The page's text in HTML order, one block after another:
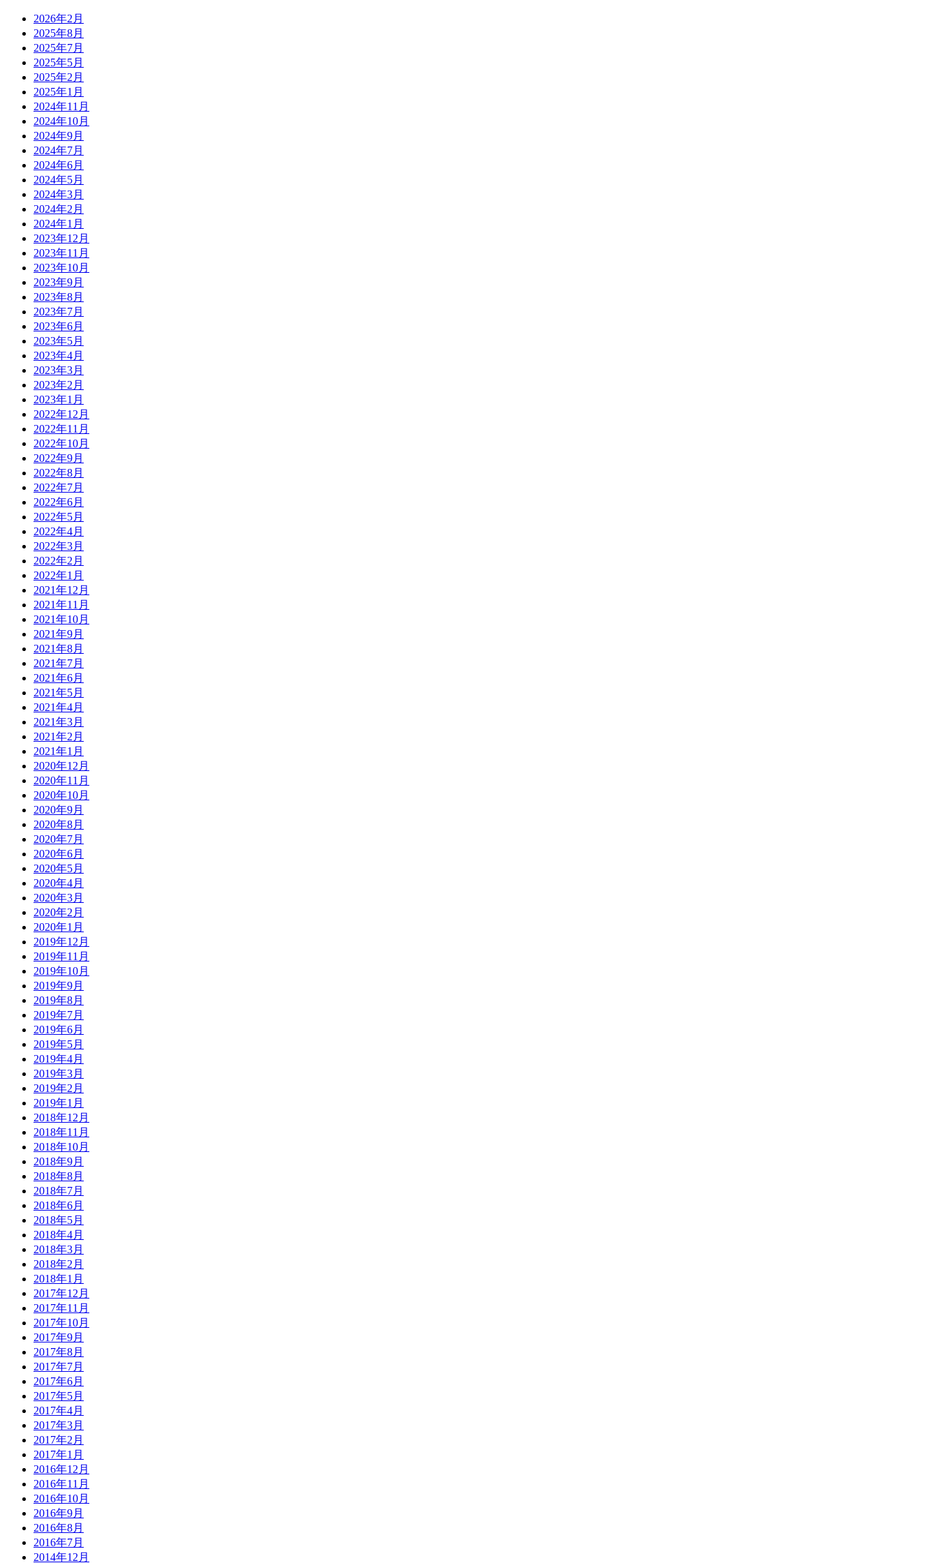
2026年2月
2025年8月
2025年7月
2025年5月
2025年2月
2025年1月
2024年11月
2024年10月
2024年9月
2024年7月
2024年6月
2024年5月
2024年3月
2024年2月
2024年1月
2023年12月
2023年11月
2023年10月
2023年9月
2023年8月
2023年7月
2023年6月
2023年5月
2023年4月
2023年3月
2023年2月
2023年1月
2022年12月
2022年11月
2022年10月
2022年9月
2022年8月
2022年7月
2022年6月
2022年5月
2022年4月
2022年3月
2022年2月
2022年1月
2021年12月
2021年11月
2021年10月
2021年9月
2021年8月
2021年7月
2021年6月
2021年5月
2021年4月
2021年3月
2021年2月
2021年1月
2020年12月
2020年11月
2020年10月
2020年9月
2020年8月
2020年7月
2020年6月
2020年5月
2020年4月
2020年3月
2020年2月
2020年1月
2019年12月
2019年11月
2019年10月
2019年9月
2019年8月
2019年7月
2019年6月
2019年5月
2019年4月
2019年3月
2019年2月
2019年1月
2018年12月
2018年11月
2018年10月
2018年9月
2018年8月
2018年7月
2018年6月
2018年5月
2018年4月
2018年3月
2018年2月
2018年1月
2017年12月
2017年11月
2017年10月
2017年9月
2017年8月
2017年7月
2017年6月
2017年5月
2017年4月
2017年3月
2017年2月
2017年1月
2016年12月
2016年11月
2016年10月
2016年9月
2016年8月
2016年7月
2014年12月